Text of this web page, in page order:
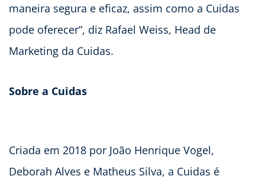
maneira segura e eficaz, assim como a Cuidas
pode oferecer”, diz Rafael Weiss, Head de
Marketing da Cuidas.
Sobre a Cuidas
Criada em 2018 por João Henrique Vogel,
Deborah Alves e Matheus Silva, a Cuidas é